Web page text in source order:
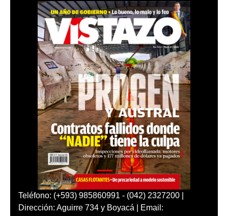
Teléfono: (+593) 985860991 - (042) 2327200 |
Dirección: Aguirre 734 y Boyacá | Email: